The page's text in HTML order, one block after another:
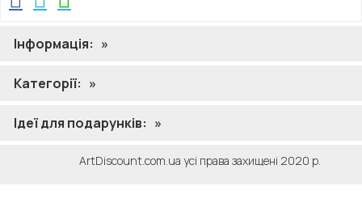
Інформація: »
Категорії: »
Ідеї ​​для подарунків: »
ArtDiscount.com.ua усі права захищені 2020 р.